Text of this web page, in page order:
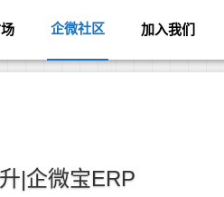
企微社区 加入我们
|企微宝ERP